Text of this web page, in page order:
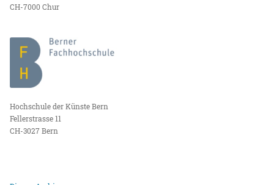
CH-7000 Chur
Hochschule der Künste Bern
Fellerstrasse 11
CH-3027 Bern